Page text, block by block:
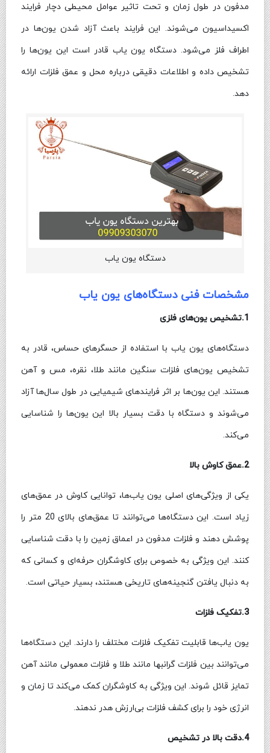
مدفون در طول زمان و تحت تاثیر عوامل محیطی دچار فرایند
اکسیداسیون می‌شوند. این فرایند باعث آزاد شدن یون‌ها در
اطراف فلز می‌شود. دستگاه یون یاب قادر است این یون‌ها را
تشخیص داده و اطلاعات دقیقی درباره محل و عمق فلزات ارائه
دهد.
دستگاه یون یاب
مشخصات فنی دستگاه‌های یون یاب
1.تشخیص یون‌های فلزی
دستگاه‌های یون یاب با استفاده از حسگرهای حساس، قادر به
تشخیص یون‌های فلزات سنگین مانند طلا، نقره، مس و آهن
هستند. این یون‌ها بر اثر فرایندهای شیمیایی در طول سال‌ها آزاد
می‌شوند و دستگاه با دقت بسیار بالا این یون‌ها را شناسایی
می‌کند.
2.عمق کاوش بالا
یکی از ویژگی‌های اصلی یون یاب‌ها، توانایی کاوش در عمق‌های
زیاد است. این دستگاه‌ها می‌توانند تا عمق‌های بالای 20 متر را
پوشش دهند و فلزات مدفون در اعماق زمین را با دقت شناسایی
کنند. این ویژگی به خصوص برای کاوشگران حرفه‌ای و کسانی که
به دنبال یافتن گنجینه‌های تاریخی هستند، بسیار حیاتی است.
3.تفکیک فلزات
یون یاب‌ها قابلیت تفکیک فلزات مختلف را دارند. این دستگاه‌ها
می‌توانند بین فلزات گرانبها مانند طلا و فلزات معمولی مانند آهن
تمایز قائل شوند. این ویژگی به کاوشگران کمک می‌کند تا زمان و
انرژی خود را برای کشف فلزات بی‌ارزش هدر ندهند.
4.دقت بالا در تشخیص